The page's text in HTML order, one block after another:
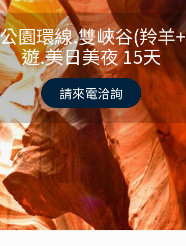
園環線.雙峽谷(羚
遊.美日美夜 15天
請來電洽詢